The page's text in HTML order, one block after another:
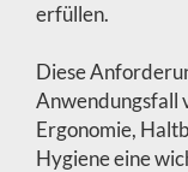
erfüllen.
Diese
Anwendungsfall
Ergonomie,
Hygiene eine